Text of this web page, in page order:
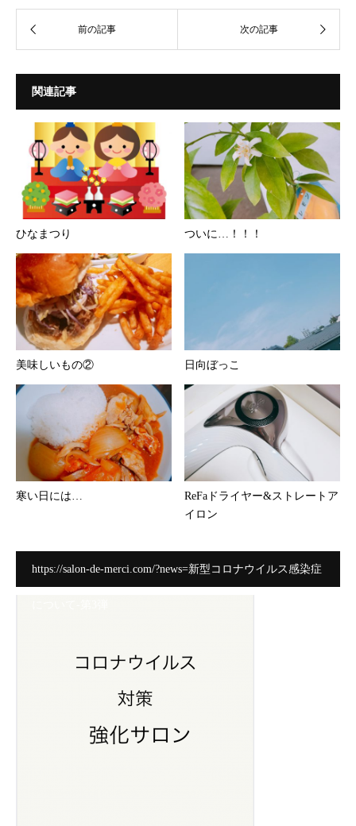
関連記事
ひなまつり ついに…！！！
美味しいもの② 日向ぼっこ
寒い日には…
ReFaドライヤー&ストレートア
イロン
https://salon-de-merci.com/?news=新型コロナウイルス感染症